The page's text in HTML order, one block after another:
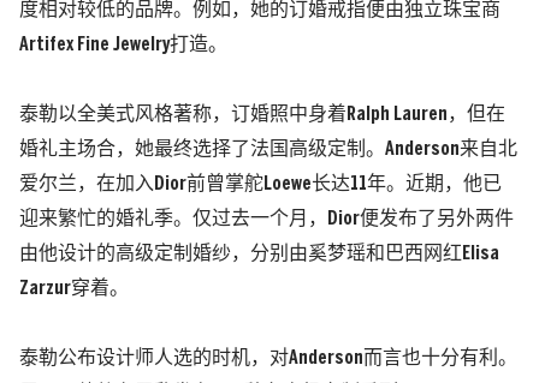
度相对较低的品牌。例如，她的订婚戒指便由独立珠宝商
Artifex Fine Jewelry打造。
泰勒以全美式风格著称，订婚照中身着Ralph Lauren，但在
婚礼主场合，她最终选择了法国高级定制。Anderson来自北
爱尔兰，在加入Dior前曾掌舵Loewe长达11年。近期，他已
迎来繁忙的婚礼季。仅过去一个月，Dior便发布了另外两件
由他设计的高级定制婚纱，分别由奚梦瑶和巴西网红Elisa
Zarzur穿着。
泰勒公布设计师人选的时机，对Anderson而言也十分有利。